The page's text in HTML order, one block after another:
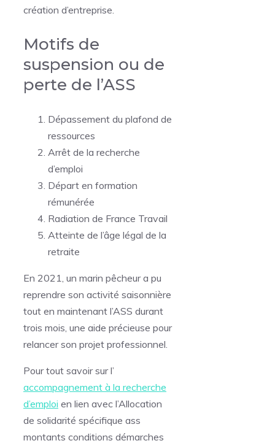
création d’entreprise.
Motifs de
suspension ou de
perte de l’ASS
Dépassement du plafond de
ressources
Arrêt de la recherche
d’emploi
Départ en formation
rémunérée
Radiation de France Travail
Atteinte de l’âge légal de la
retraite
En 2021, un marin pêcheur a pu
reprendre son activité saisonnière
tout en maintenant l’ASS durant
trois mois, une aide précieuse pour
relancer son projet professionnel.
Pour tout savoir sur l’
accompagnement à la recherche
d’emploi en lien avec l’Allocation
de solidarité spécifique ass
montants conditions démarches